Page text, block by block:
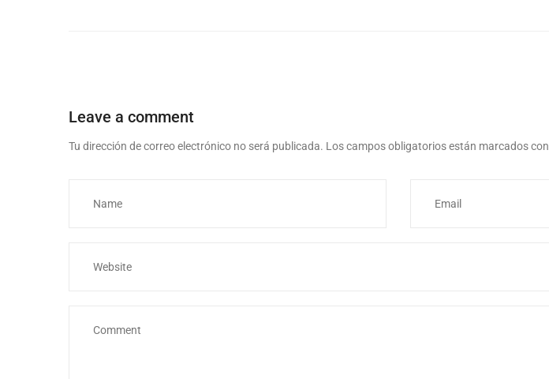
Leave a comment
Tu dirección de correo electrónico no será publicada. Los campos obligatorios están marcados con